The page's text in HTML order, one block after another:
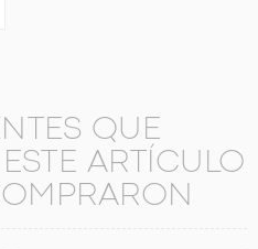
QUE
ARTÍCULO